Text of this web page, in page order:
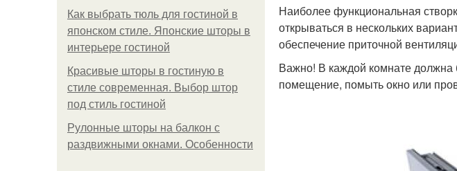
Как выбрать тюль для гостиной в
японском стиле. Японские шторы в
интерьере гостиной
Красивые шторы в гостиную в
стиле современная. Выбор штор
под стиль гостиной
Рулонные шторы на балкон с
раздвижными окнами. Особенности
Наиболее функциональная
открываться в нескольких
обеспечение приточной
Важно! В каждой комнате
помещение, помыть окно или